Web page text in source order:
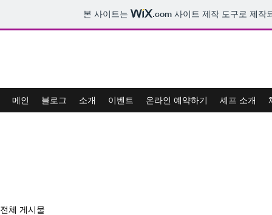
본 사이트는 .com 사이트 제작 도구로 제작
메인 블로그 소개 이벤트 온라인 예약하기 셰프 소개
전체 게시물